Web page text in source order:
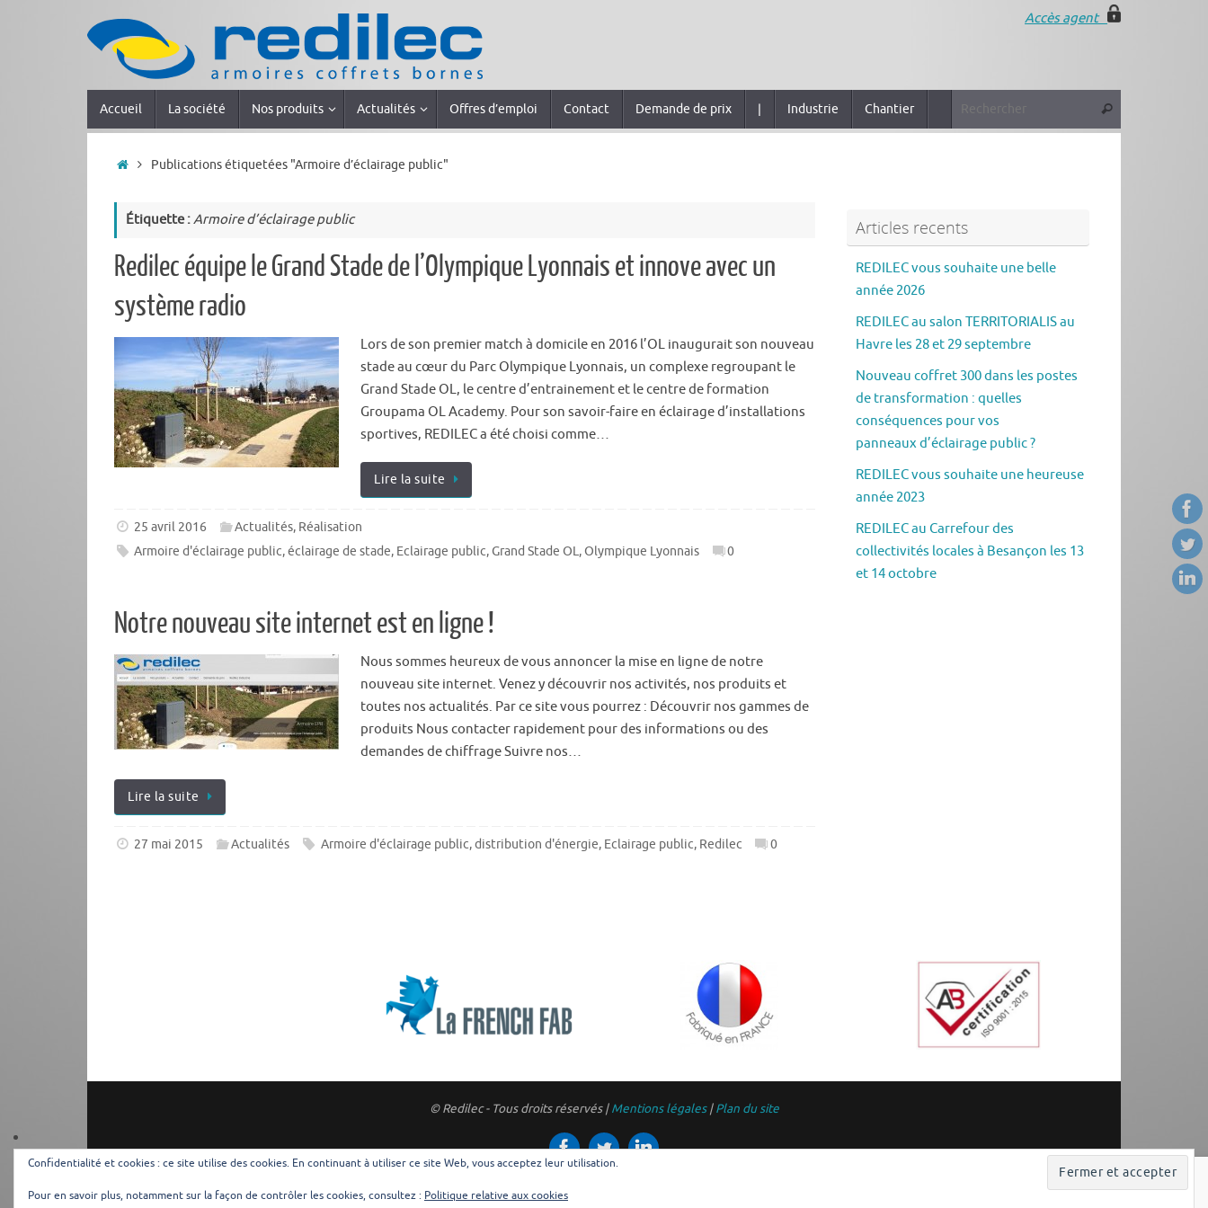
Accès agent
Accueil La société Nos produits Actualités Offres d’emploi Contact Demande de prix | Industrie Chantier
Publications étiquetées "Armoire d’éclairage public"
Étiquette :Armoire d’éclairage public
Redilec équipe le Grand Stade de l’Olympique Lyonnais et innove avec un
système radio
Lors de son premier match à domicile en 2016 l’OL inaugurait son nouveau
stade au cœur du Parc Olympique Lyonnais, un complexe regroupant le
Grand Stade OL, le centre d’entrainement et le centre de formation
Groupama OL Academy. Pour son savoir-faire en éclairage d’installations
sportives, REDILEC a été choisi comme…
Lire la suite
25 avril 2016 Actualités, Réalisation
Armoire d'éclairage public,éclairage de stade, Eclairage public,Grand Stade OL,Olympique Lyonnais 0
Notre nouveau site internet est en ligne !
Nous sommes heureux de vous annoncer la mise en ligne de notre
nouveau site internet. Venez y découvrir nos activités, nos produits et
toutes nos actualités. Par ce site vous pourrez : Découvrir nos gammes de
produits Nous contacter rapidement pour des informations ou des
demandes de chiffrage Suivre nos…
Lire la suite
27 mai 2015 Actualités Armoire d'éclairage public,distribution d'énergie, Eclairage public, Redilec 0
Articles recents
REDILEC vous souhaite une belle
année 2026
REDILEC au salon TERRITORIALIS au
Havre les 28 et 29 septembre
Nouveau coffret 300 dans les postes
de transformation : quelles
conséquences pour vos
panneaux d’éclairage public ?
REDILEC vous souhaite une heureuse
année 2023
REDILEC au Carrefour des
collectivités locales à Besançon les 13
et 14 octobre
© Redilec - Tous droits réservés |Mentions légales|Plan du site
WordPress.
Confidentialité et cookies : ce site utilise des cookies. En continuant à utiliser ce site Web, vous acceptez leur utilisation.
Pour en savoir plus, notamment sur la façon de contrôler les cookies, consultez : Politique relative aux cookies